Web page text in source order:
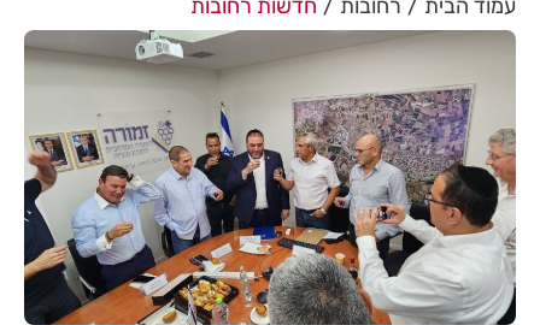
עמוד הבית רחובות חדשות רחובות